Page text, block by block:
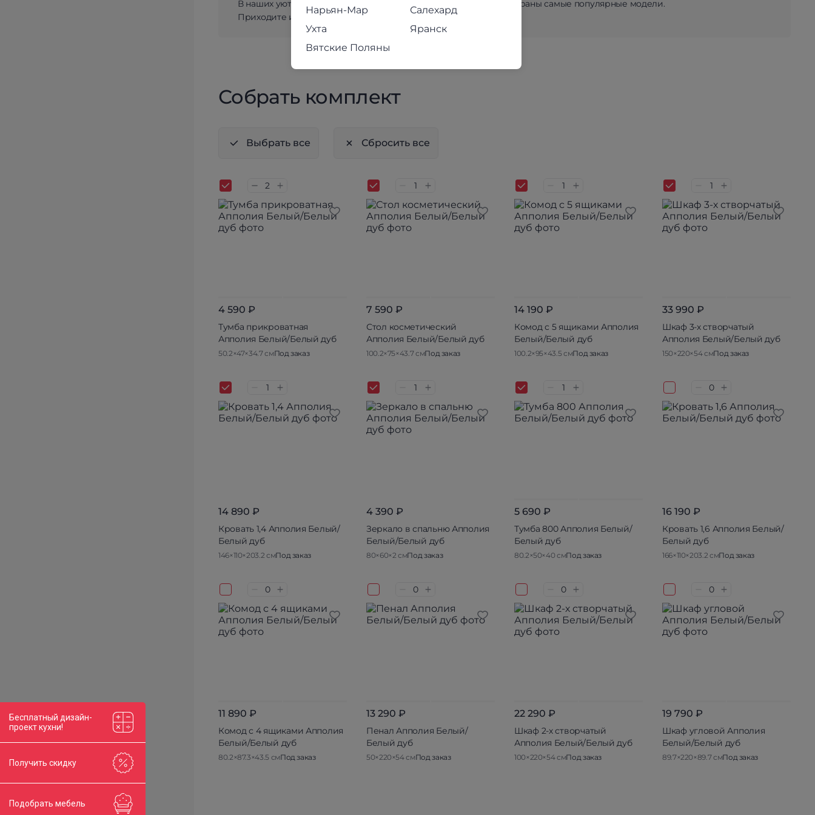
В наших уютных магазинах для вас с большим вниманием подобраны самые популярные модели.
Приходите и убедитесь в качестве наших товаров лично!
Собрать комплект
Выбрать все Сбросить все
4 590 ₽
Тумба прикроватная
Апполия Белый/Белый дуб
50.2×47×34.7 смПод заказ
7 590 ₽
Стол косметический
Апполия Белый/Белый дуб
100.2×75×43.7 смПод заказ
14 190 ₽
Комод с 5 ящиками Апполия
Белый/Белый дуб
100.2×95×43.5 смПод заказ
33 990 ₽
Шкаф 3-х створчатый
Апполия Белый/Белый дуб
150×220×54 смПод заказ
14 890 ₽
Кровать 1,4 Апполия Белый/
Белый дуб
146×110×203.2 смПод заказ
4 390 ₽
Зеркало в спальню Апполия
Белый/Белый дуб
80×60×2 смПод заказ
5 690 ₽
Тумба 800 Апполия Белый/
Белый дуб
80.2×50×40 смПод заказ
16 190 ₽
Кровать 1,6 Апполия Белый/
Белый дуб
166×110×203.2 смПод заказ
11 890 ₽
Комод с 4 ящиками Апполия
Белый/Белый дуб
80.2×87.3×43.5 смПод заказ
13 290 ₽
Пенал Апполия Белый/
Белый дуб
50×220×54 смПод заказ
22 290 ₽
Шкаф 2-х створчатый
Апполия Белый/Белый дуб
100×220×54 смПод заказ
19 790 ₽
Шкаф угловой Апполия
Белый/Белый дуб
89.7×220×89.7 смПод заказ
Нарьян-Мар
Салехард
Ухта
Яранск
Вятские Поляны
Бесплатный дизайн-
проект кухни!
Получить скидку
Подобрать мебель